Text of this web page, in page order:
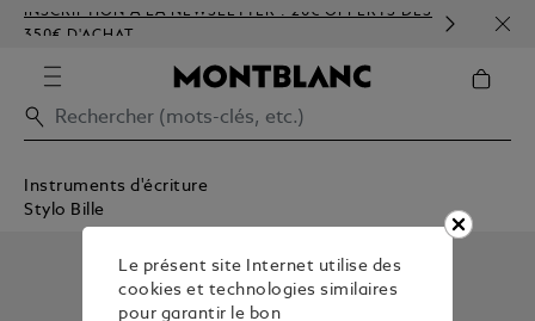
INSCRIPTION À LA NEWSLETTER : 20€ OFFERTS DÈS
350€ D'ACHAT
Instruments d'écriture
Stylo Bille
Le présent site Internet utilise des
cookies et technologies similaires
pour garantir le bon